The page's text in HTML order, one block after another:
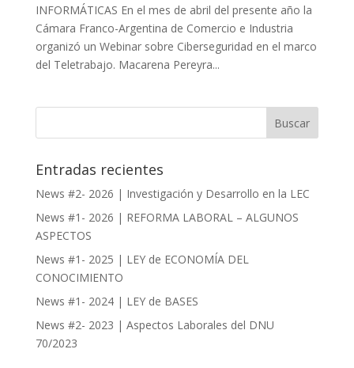
INFORMÁTICAS En el mes de abril del presente año la
Cámara Franco-Argentina de Comercio e Industria
organizó un Webinar sobre Ciberseguridad en el marco
del Teletrabajo. Macarena Pereyra...
Entradas recientes
News #2- 2026 | Investigación y Desarrollo en la LEC
News #1- 2026 | REFORMA LABORAL – ALGUNOS
ASPECTOS
News #1- 2025 | LEY de ECONOMÍA DEL
CONOCIMIENTO
News #1- 2024 | LEY de BASES
News #2- 2023 | Aspectos Laborales del DNU
70/2023